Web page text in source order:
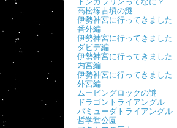
高松塚古墳の謎
伊勢神宮に行ってきました
番外編
伊勢神宮に行ってきました
ダビデ編
伊勢神宮に行ってきました
内宮編
伊勢神宮に行ってきました
外宮編
ムービングロックの謎
ドラゴントライアングル
バミューダトライアングル
哲学堂公園